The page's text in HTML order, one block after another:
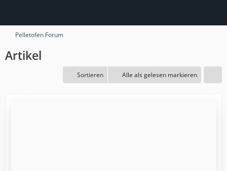
Pelletofen Forum
Artikel
Sortieren Alle als gelesen markieren